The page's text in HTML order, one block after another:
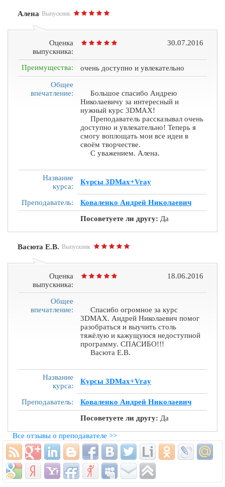
Алена Выпускник
Оценка
выпускника:
30.07.2016
Преимущества: очень доступно и увлекательно
Общее
впечатление:
Большое спасибо Андрею
Николаевичу за интересный и
нужный курс 3DMAX!
Преподаватель рассказывал очень
доступно и увлекательно! Теперь я
смогу воплощать мои все идеи в
своём творчестве.
С уважением. Алена.
Название
курса:
Курсы 3DMax+Vray
Преподаватель:
Коваленко Андрей Николаевич
Посоветуете ли другу: Да
Васюта Е.В. Выпускник
Оценка
выпускника:
18.06.2016
Общее
впечатление:
Спасибо огромное за курс
3DМAX. Андрей Николаевич помог
разобраться и выучить столь
тяжёлую и кажущуюся недоступной
программу. СПАСИБО!!!
Васюта Е.В.
Название
курса:
Курсы 3DMax+Vray
Преподаватель:
Коваленко Андрей Николаевич
Посоветуете ли другу: Да
Все отзывы о преподавателе >>